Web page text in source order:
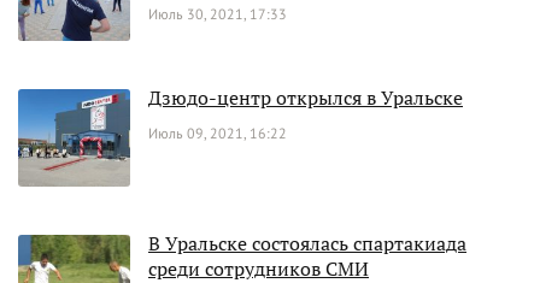
Июль 30, 2021, 17:33
Дзюдо-центр открылся в Уральске
Июль 09, 2021, 16:22
В Уральске состоялась спартакиада
среди сотрудников СМИ